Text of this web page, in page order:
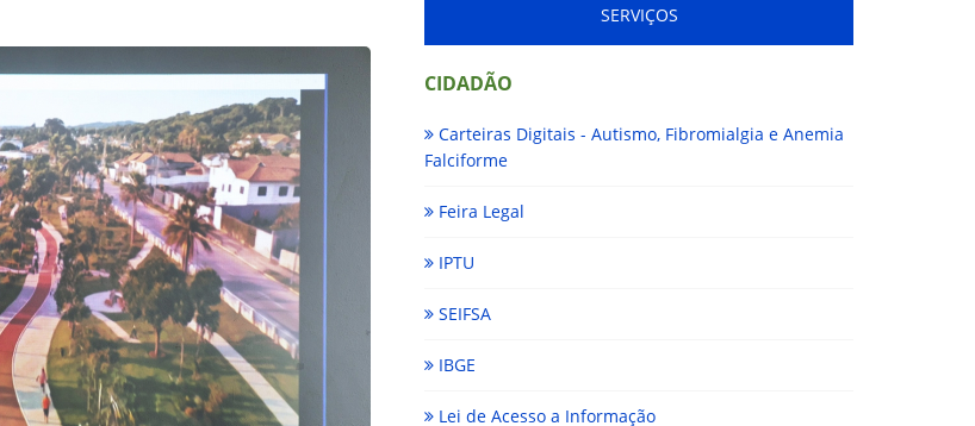
SERVIÇOS
CIDADÃO
Carteiras Digitais - Autismo, Fibromialgia e Anemia
Falciforme
Feira Legal
IPTU
SEIFSA
IBGE
Lei de Acesso a Informação